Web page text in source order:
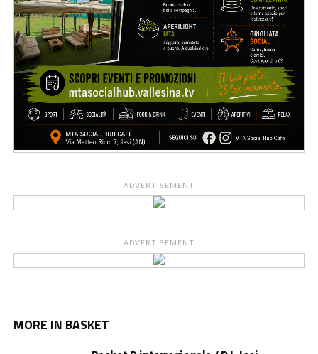
ADVERTISEMENT
ADVERTISEMENT
MORE IN BASKET